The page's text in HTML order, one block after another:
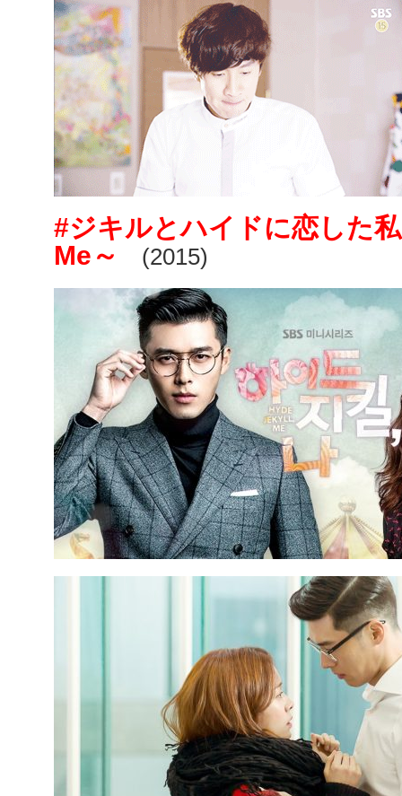
#ジキルとハイドに恋した
Me～
(2015)